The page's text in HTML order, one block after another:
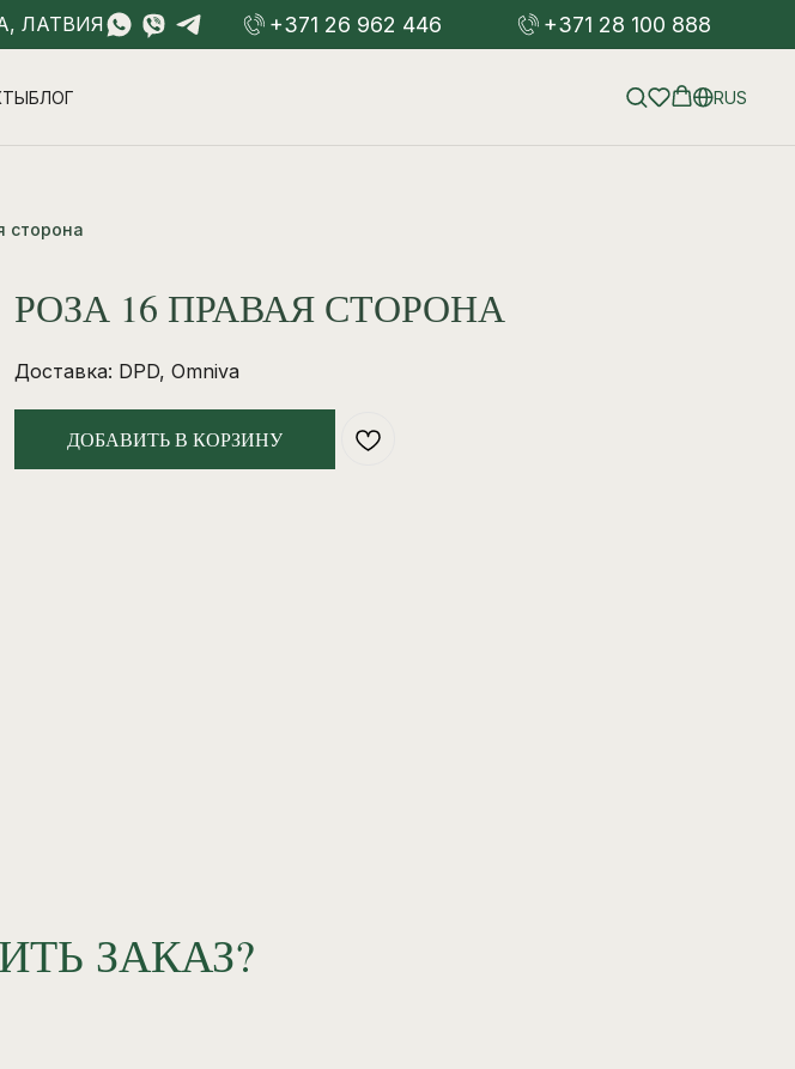
ЛАТВИЯ +371 26 962 446 +371 28 100 888
БЛОГ RUS
сторона
РОЗА 16 ПРАВАЯ СТОРОНА
Доставка: DPD, Omniva
ДОБАВИТЬ В КОРЗИНУ
ЗАКАЗ?